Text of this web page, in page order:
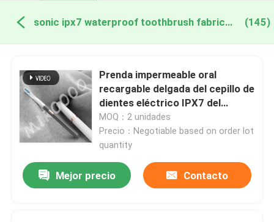
sonic ipx7 waterproof toothbrush fabricación en línea (145)
Prenda impermeable oral
recargable delgada del cepillo de
dientes eléctrico IPX7 del
cuidado con 3 modos
MOQ：2 unidades
Precio：Negotiable based on order lot
quantity
Mejor precio Contacto